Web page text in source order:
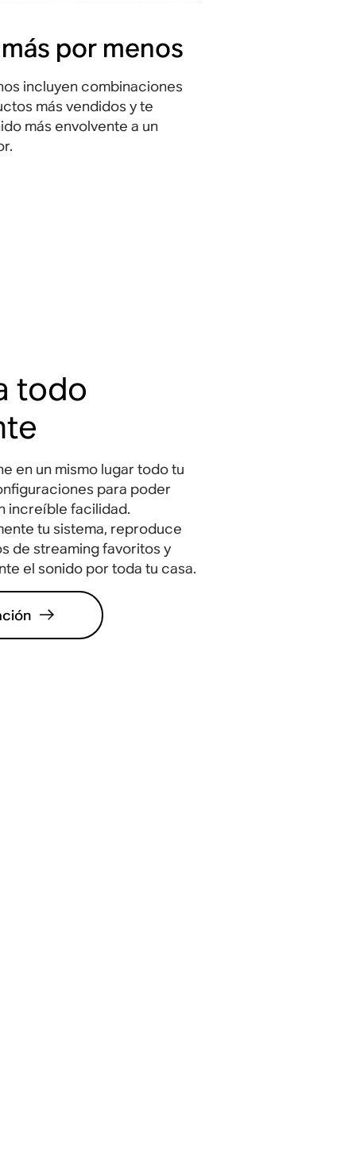
por menos
incluyen combinaciones
más vendidos y te
más envolvente a un
todo
en un mismo lugar todo tu
para poder
increíble facilidad.
tu sistema, reproduce
de streaming favoritos y
el sonido por toda tu casa.